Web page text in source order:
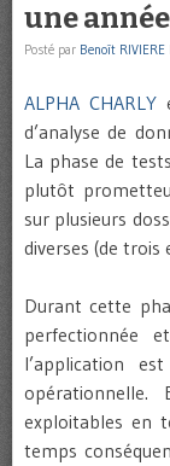
une
Posté par Benoît RIVIERE
ALPHA CHARLY
d’analyse de
La phase de
plutôt
sur plusieurs
diverses (de trois
Durant cette
perfectionnée
l’application
exploitables en
temps